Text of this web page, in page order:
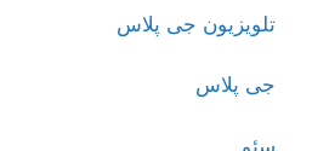
تلویزیون جی پلاس
جی پلاس
سئو